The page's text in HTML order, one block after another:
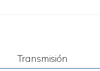
Transmisión